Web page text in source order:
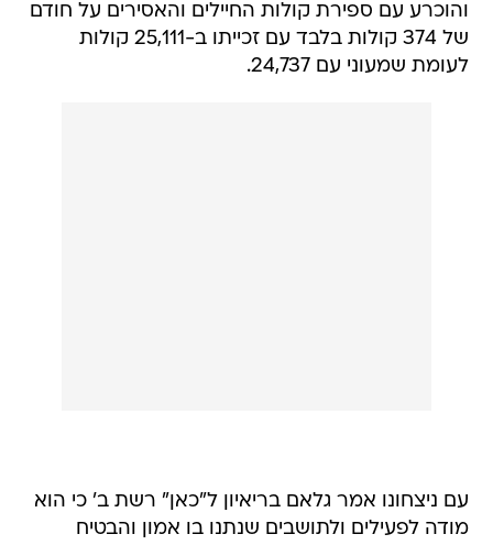
והוכרע עם ספירת קולות החיילים והאסירים על חודם
של 374 קולות בלבד עם זכייתו ב-25,111 קולות
לעומת שמעוני עם 24,737.
עם ניצחונו אמר גלאם בריאיון ל"כאן" רשת ב' כי הוא
מודה לפעילים ולתושבים שנתנו בו אמון והבטיח